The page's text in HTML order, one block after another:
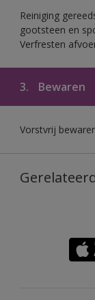
Reiniging
gootsteen en
Verfresten
3. Bewaren
Vorstvrij